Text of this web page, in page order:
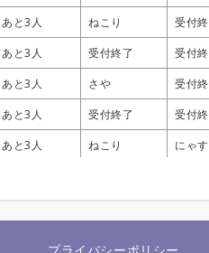
あと3人 ねこり 受付
あと3人 受付終了 受付
あと3人 さや 受付
あと3人 受付終了 受付
あと3人 ねこり にゃ
あと3人 ねこり 受付
あと3人 受付終了 受付
あと3人 さや 受付
あと3人 受付終了 受付
あと3人 ねこり にゃ
あと3人 ねこり 受付
あと3人 受付終了 受付
あと3人 さや 受付
あと3人 受付終了 受付
あと3人 ねこり にゃ
あと3人 ねこり 受付
あと3人 受付終了 受付
あと3人 さや 受付
あと3人 受付終了 受付
あと3人 ねこり にゃ